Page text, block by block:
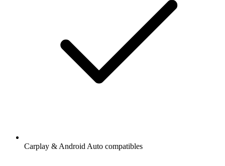
Carplay & Android Auto compatibles